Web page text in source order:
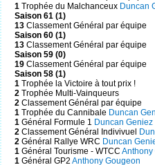
1 Trophée du Malchanceux Duncan
Saison 61 (1)
13 Classement Général par équipe
Saison 60 (1)
13 Classement Général par équipe
Saison 59 (0)
19 Classement Général par équipe
Saison 58 (1)
1 Trophée la Victoire à tout prix !
2 Trophée Multi-Vainqueurs
2 Classement Général par équipe
1 Trophée du Cannibale Duncan
1 Général Formule 1 Duncan Geniez
2 Classement Général Indivivuel
2 Général Rallye WRC Duncan
1 Général Tourisme - WTCCAnthony
1 Général GP2Anthony Gougeon